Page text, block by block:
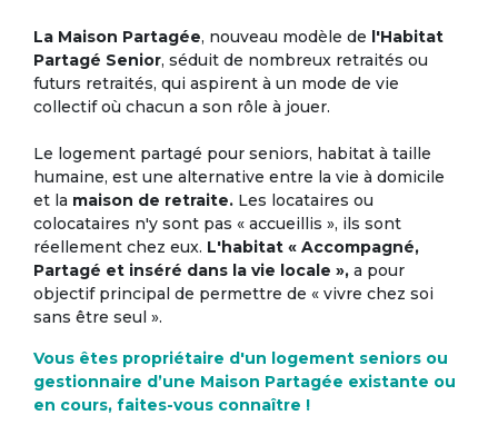
La Maison Partagée, nouveau modèle de l'Habitat
Partagé Senior, séduit de nombreux retraités ou
futurs retraités, qui aspirent à un mode de vie
collectif où chacun a son rôle à jouer.
Le logement partagé pour seniors, habitat à taille
humaine, est une alternative entre la vie à domicile
et la maison de retraite. Les locataires ou
colocataires n'y sont pas « accueillis », ils sont
réellement chez eux. L'habitat « Accompagné,
Partagé et inséré dans la vie locale », a pour
objectif principal de permettre de « vivre chez soi
sans être seul ».
Vous êtes propriétaire d'un logement seniors ou
gestionnaire d’une Maison Partagée existante ou
en cours, faites-vous connaître !